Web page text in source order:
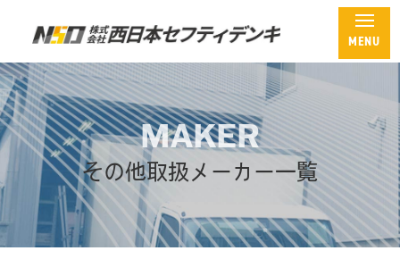
ホーム
会社概要
製品紹介
オリジナル製品一覧
その他取扱メーカー一覧
MAKER